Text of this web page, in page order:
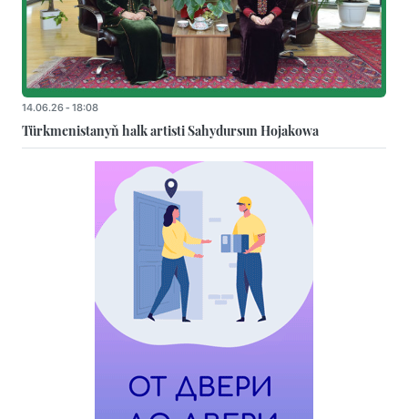
14.06.26 - 18:08
Türkmenistanyň halk artisti Sahydursun Hojakowa